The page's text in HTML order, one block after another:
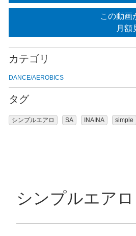
この動画
月額
カテゴリ
DANCE/AEROBICS
タグ
シンプルエアロ SA INAINA simple
シンプルエア